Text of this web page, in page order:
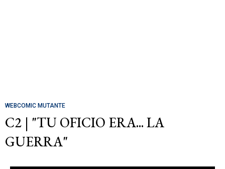
WEBCOMIC MUTANTE
C2 | "TU OFICIO ERA... LA
GUERRA"